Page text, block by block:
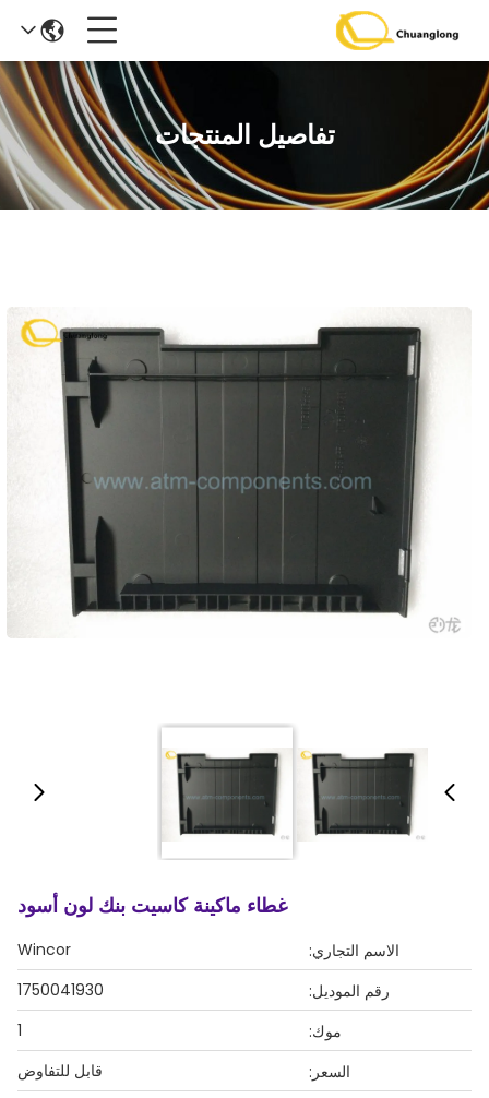
تفاصيل المنتجات
غطاء ماكينة كاسيت بنك لون أسود
الاسم التجاري:
Wincor
رقم الموديل:
1750041930
موك:
1
السعر:
قابل للتفاوض